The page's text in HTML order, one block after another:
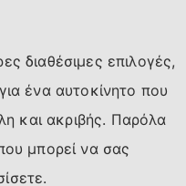
διαθέσιμες επιλογές,
ένα αυτοκίνητο που
και ακριβής. Παρόλα
μπορεί να σας